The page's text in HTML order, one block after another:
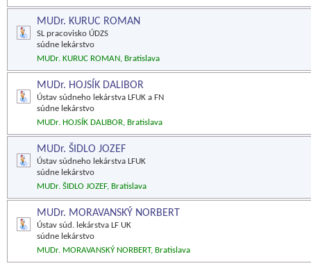
MUDr. KURUC ROMAN
SL pracovisko ÚDZS
súdne lekárstvo
MUDr. KURUC ROMAN, Bratislava
MUDr. HOJSÍK DALIBOR
Ústav súdneho lekárstva LFUK a FN
súdne lekárstvo
MUDr. HOJSÍK DALIBOR, Bratislava
MUDr. ŠIDLO JOZEF
Ústav súdneho lekárstva LFUK
súdne lekárstvo
MUDr. ŠIDLO JOZEF, Bratislava
MUDr. MORAVANSKÝ NORBERT
Ústav súd. lekárstva LF UK
súdne lekárstvo
MUDr. MORAVANSKÝ NORBERT, Bratislava